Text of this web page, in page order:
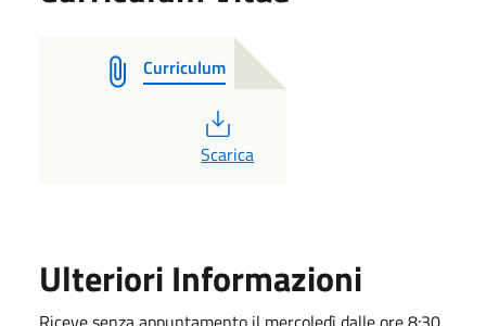
Curriculum
PDF
Scarica
Ulteriori Informazioni